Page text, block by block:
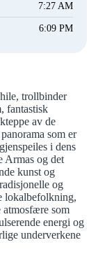
7:27 AM
6:09 PM
trollbinder
fantastisk
av de
som er
i dens
Armas og det
kunst og
og
lokalbefolkning,
atmosfære som
energi og
underverkene